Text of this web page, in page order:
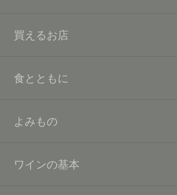
買えるお店
食とともに
よみもの
ワインの基本